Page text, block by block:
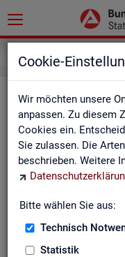
Cookie-
Wir möchten unsere
anpassen. Zu diesem
Cookies ein.
Sie zulassen. Die
beschrieben. Weitere
Bitte wählen Sie aus:
Technisch
Statistik
Hier fin­den Sie unser
Video-
er